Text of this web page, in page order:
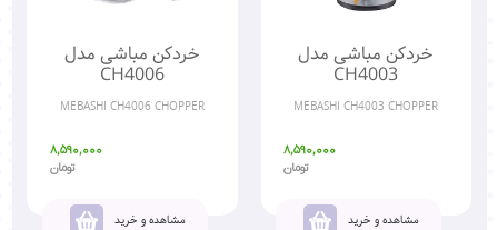
خردکن مباشی مدل
CH4003
MEBASHI CH4003 CHOPPER
8,590,000
تومان
مشاهده و خرید
خردکن مباشی مدل
CH4006
MEBASHI CH4006 CHOPPER
8,590,000
تومان
مشاهده و خرید